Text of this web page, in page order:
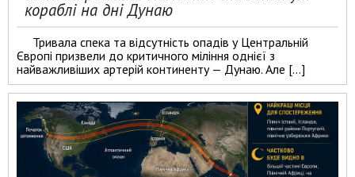
кораблі на дні Дунаю
Тривала спека та відсутність опадів у Центральній
Європі призвели до критичного міління однієї з
найважливіших артерій континенту — Дунаю. Але […]